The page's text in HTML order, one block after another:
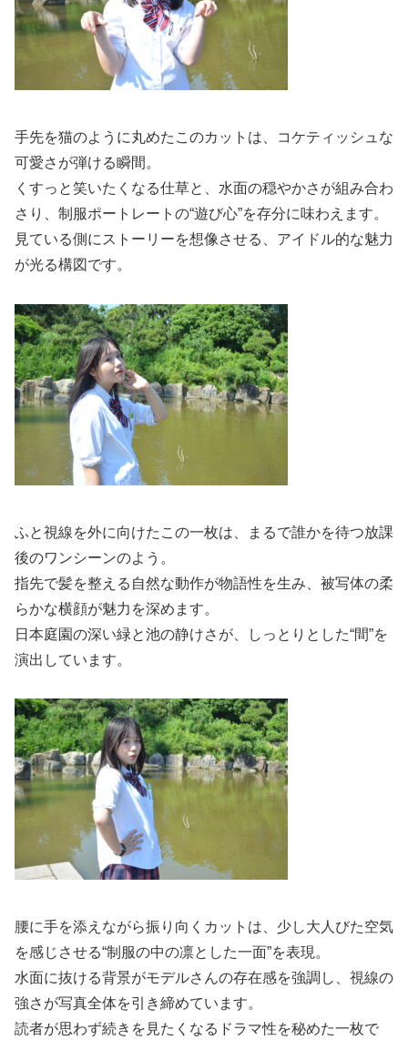
手先を猫のように丸めたこのカットは、コケティッシュな
可愛さが弾ける瞬間。
くすっと笑いたくなる仕草と、水面の穏やかさが組み合わ
さり、制服ポートレートの“遊び心”を存分に味わえます。
見ている側にストーリーを想像させる、アイドル的な魅力
が光る構図です。
ふと視線を外に向けたこの一枚は、まるで誰かを待つ放課
後のワンシーンのよう。
指先で髪を整える自然な動作が物語性を生み、被写体の柔
らかな横顔が魅力を深めます。
日本庭園の深い緑と池の静けさが、しっとりとした“間”を
演出しています。
腰に手を添えながら振り向くカットは、少し大人びた空気
を感じさせる“制服の中の凛とした一面”を表現。
水面に抜ける背景がモデルさんの存在感を強調し、視線の
強さが写真全体を引き締めています。
読者が思わず続きを見たくなるドラマ性を秘めた一枚で